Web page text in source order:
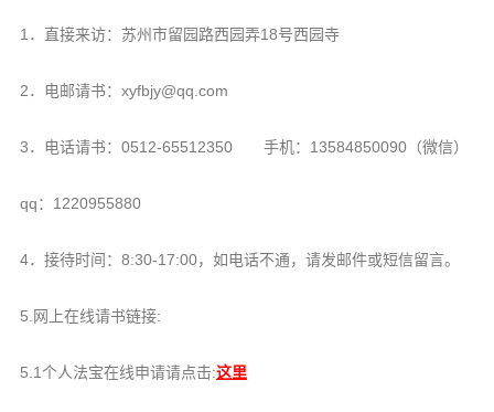
皈依斋戒
菩提静修营
信息公告
1．直接来访：苏州市留园路西园弄18号西园寺
2．电邮请书：xyfbjy@qq.com
3．电话请书：0512-65512350 手机：13584850090（微信）
qq：1220955880
4．接待时间：8:30-17:00，如电话不通，请发邮件或短信留言。
5.网上在线请书链接:
5.1个人法宝在线申请请点击:这里